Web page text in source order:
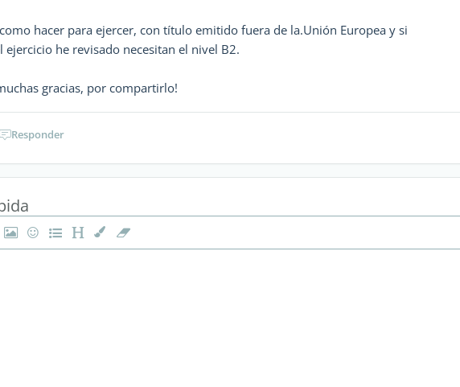
hacer para ejercer, con título emitido fuera de la.Unión Europea y si
ejercicio he revisado necesitan el nivel B2.
gracias, por compartirlo!
Responder